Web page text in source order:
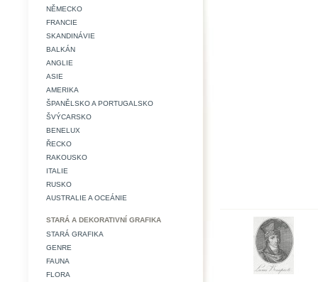
NĚMECKO
FRANCIE
SKANDINÁVIE
BALKÁN
ANGLIE
ASIE
AMERIKA
ŠPANĚLSKO A PORTUGALSKO
ŠVÝCARSKO
BENELUX
ŘECKO
RAKOUSKO
ITALIE
RUSKO
AUSTRALIE A OCEÁNIE
STARÁ A DEKORATIVNÍ GRAFIKA
STARÁ GRAFIKA
GENRE
FAUNA
FLORA